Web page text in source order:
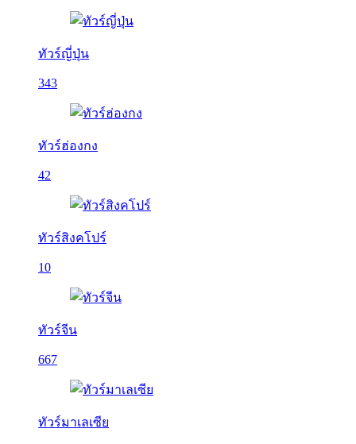
ทัวร์ญี่ปุ่น
343
ทัวร์ฮ่องกง
42
ทัวร์สิงคโปร์
10
ทัวร์จีน
667
ทัวร์มาเลเซีย